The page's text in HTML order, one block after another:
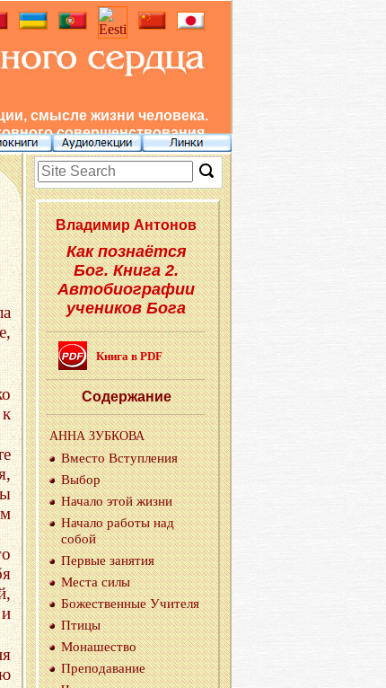
смысле жизни человека.
совершенствования.
Вла­ди­мир Ан­то­нов
Как познаётся
Бог. Книга 2.
Автобиографии
учеников Бога
Книга в PDF
Со­дер­жа­ние
АННА ЗУБ­КО­ВА
Вме­сто Вступ­ле­ния
Выбор
На­ча­ло этой жизни
На­ча­ло ра­бо­ты над
собой
Пер­вые за­ня­тия
Места силы
Бо­же­ствен­ные Учи­те­ля
Птицы
Мо­на­ше­ство
Пре­по­да­ва­ние